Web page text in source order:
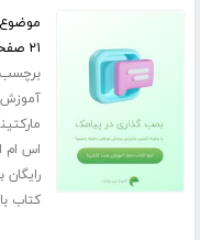
۲۱ صفحه
آموزش
اس ام
رایگان
کتاب